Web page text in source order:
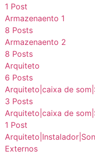
1 Post
Armazenaento 1
8 Posts
Armazenaento 2
8 Posts
Arquiteto
6 Posts
Arquiteto|caixa de
3 Posts
Arquiteto|caixa de
1 Post
Externos